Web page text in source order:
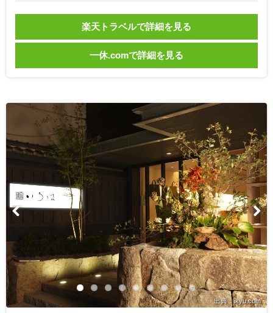
楽天トラベルで詳細を見る
一休.comで詳細を見る
出典：ikyu.com